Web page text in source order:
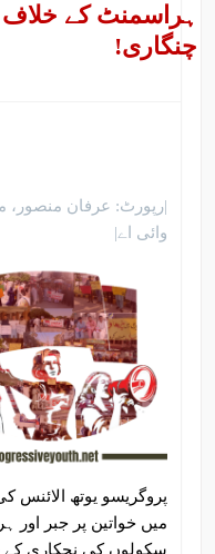
ہراسمنٹ کے
چنگاری!
|رپورٹ: عرفان منصور،
وائی اے|
میں خواتین پر جبر
سکولوں کی نجکاری کے